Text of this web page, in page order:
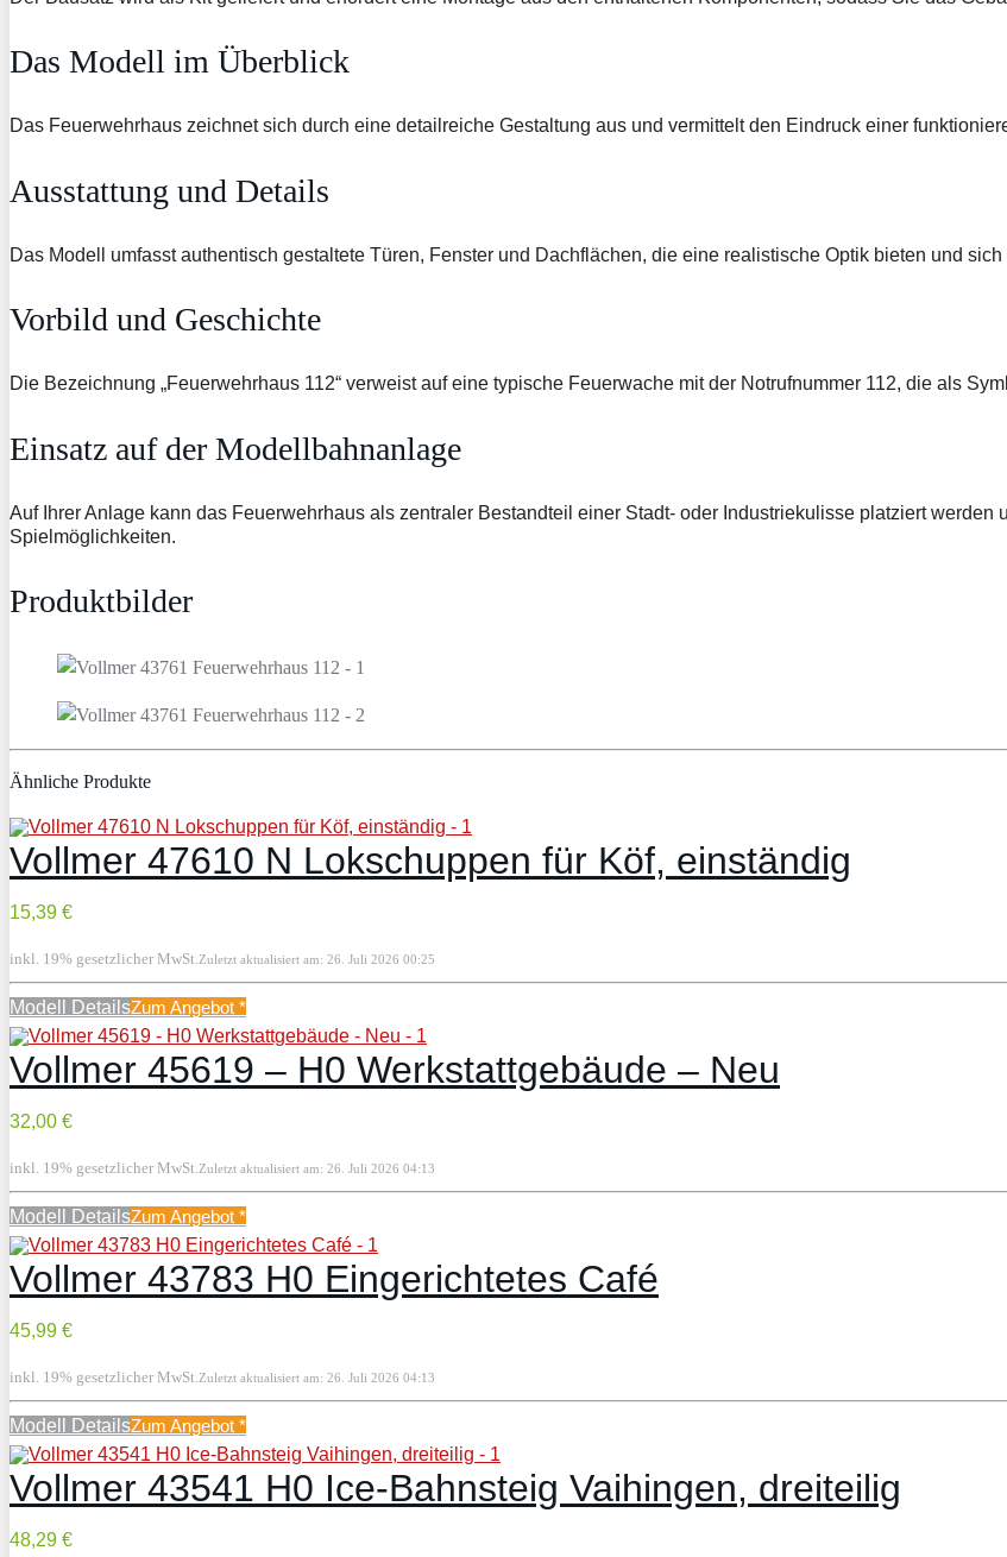
Das Modell im Überblick
Das Feuerwehrhaus zeichnet sich durch eine detailreiche Gestaltung aus und vermittelt den Eindruck einer
Ausstattung und Details
Das Modell umfasst authentisch gestaltete Türen, Fenster und Dachflächen, die eine realistische Optik bieten und
Vorbild und Geschichte
Die Bezeichnung „Feuerwehrhaus 112“ verweist auf eine typische Feuerwache mit der Notrufnummer 112, die als
Einsatz auf der Modellbahnanlage
Auf Ihrer Anlage kann das Feuerwehrhaus als zentraler Bestandteil einer Stadt- oder Industriekulisse platziert
Spielmöglichkeiten.
Produktbilder
Ähnliche Produkte
Vollmer 47610 N Lokschuppen für Köf, einständig
15,39 €
inkl. 19% gesetzlicher MwSt.Zuletzt aktualisiert am: 26. Juli 2026 00:25
Modell DetailsZum Angebot *
Vollmer 45619 – H0 Werkstattgebäude – Neu
32,00 €
inkl. 19% gesetzlicher MwSt.Zuletzt aktualisiert am: 26. Juli 2026 04:13
Modell DetailsZum Angebot *
Vollmer 43783 H0 Eingerichtetes Café
45,99 €
inkl. 19% gesetzlicher MwSt.Zuletzt aktualisiert am: 26. Juli 2026 04:13
Modell DetailsZum Angebot *
Vollmer 43541 H0 Ice-Bahnsteig Vaihingen, dreiteilig
48,29 €